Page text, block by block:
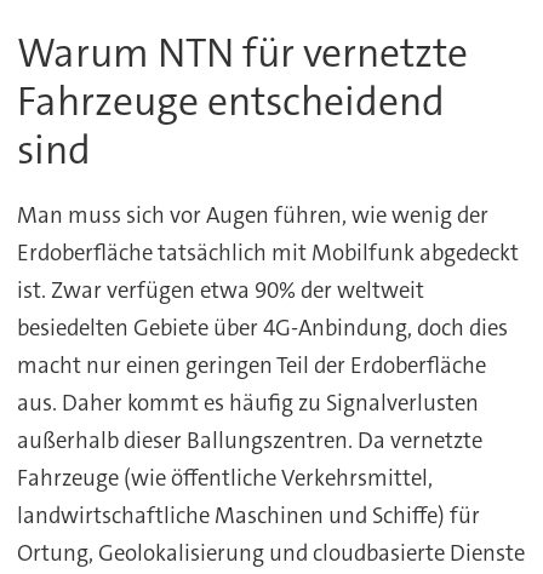
Warum NTN für vernetzte
Fahrzeuge entscheidend
sind
Man muss sich vor Augen führen, wie wenig der
Erdoberfläche tatsächlich mit Mobilfunk abgedeckt
ist. Zwar verfügen etwa 90% der weltweit
besiedelten Gebiete über 4G-Anbindung, doch dies
macht nur einen geringen Teil der Erdoberfläche
aus. Daher kommt es häufig zu Signalverlusten
außerhalb dieser Ballungszentren. Da vernetzte
Fahrzeuge (wie öffentliche Verkehrsmittel,
landwirtschaftliche Maschinen und Schiffe) für
Ortung, Geolokalisierung und cloudbasierte Dienste